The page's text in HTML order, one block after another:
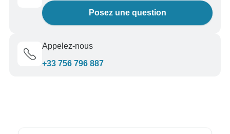
Posez une question
Appelez-nous
+33 756 796 887